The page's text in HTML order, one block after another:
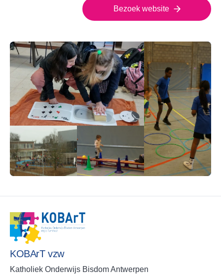
Bezoek website
KOBArT vzw
Katholiek Onderwijs Bisdom Antwerpen